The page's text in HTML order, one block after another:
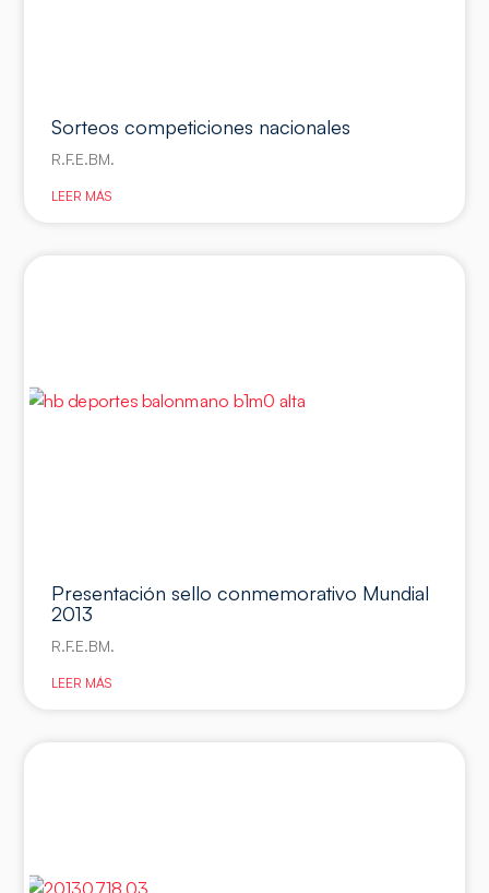
Sorteos competiciones nacionales
R.F.E.BM.
LEER MÁS
Presentación sello conmemorativo Mundial
2013
R.F.E.BM.
LEER MÁS